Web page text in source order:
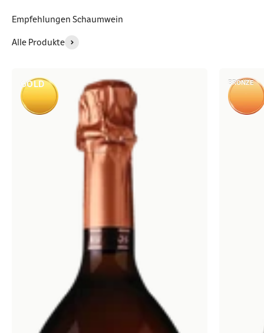
Empfehlungen Schaumwein
Alle Produkte
GOLD BRONZE